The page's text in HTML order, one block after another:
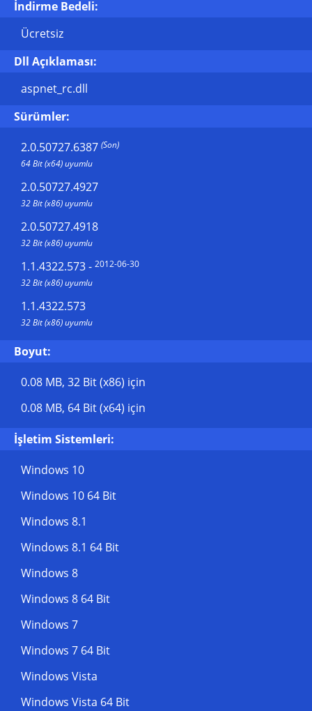
İndirme Bedeli:
Ücretsiz
Dll Açıklaması:
aspnet_rc.dll
Sürümler:
2.0.50727.6387 (Son)
64 Bit (x64) uyumlu
2.0.50727.4927
32 Bit (x86) uyumlu
2.0.50727.4918
32 Bit (x86) uyumlu
1.1.4322.573- 2012-06-30
32 Bit (x86) uyumlu
1.1.4322.573
32 Bit (x86) uyumlu
Boyut:
0.08 MB, 32 Bit (x86) için
0.08 MB, 64 Bit (x64) için
İşletim Sistemleri:
Windows 10
Windows 10 64 Bit
Windows 8.1
Windows 8.1 64 Bit
Windows 8
Windows 8 64 Bit
Windows 7
Windows 7 64 Bit
Windows Vista
Windows Vista 64 Bit